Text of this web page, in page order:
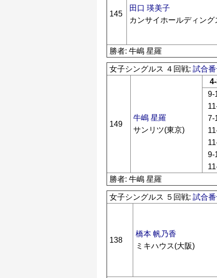
145
田口 瑛美子
カンサイホールディング
勝者: 牛嶋 星羅
女子シングルス ４回戦:試合
149
牛嶋 星羅
サンリツ(東京)
9-
7-
9-
勝者: 牛嶋 星羅
女子シングルス ５回戦:試合
138
橋本 帆乃香
ミキハウス(大阪)